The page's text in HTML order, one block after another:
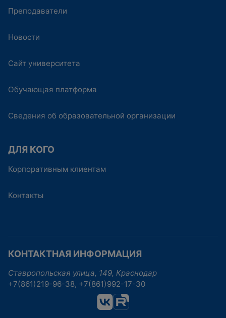
Преподаватели
Новости
Сайт университета
Обучающая платформа
Сведения об образовательной организации
ДЛЯ КОГО
Корпоративным клиентам
Контакты
КОНТАКТНАЯ ИНФОРМАЦИЯ
Ставропольская улица, 149, Краснодар
+7(861)219-96-38, +7(861)992-17-30